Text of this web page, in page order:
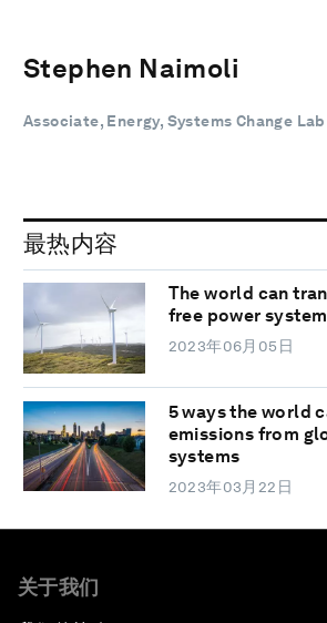
Stephen Naimoli
Associate, Energy, Systems Change Lab
最热内容
The world can
free power
2023年06月05日
5 ways the world
emissions from
systems
2023年03月22日
关于我们